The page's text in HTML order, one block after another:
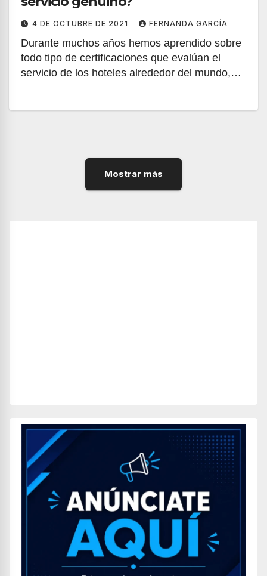
4 DE OCTUBRE DE 2021 FERNANDA GARCÍA
Durante muchos años hemos aprendido sobre
todo tipo de certificaciones que evalúan el
servicio de los hoteles alrededor del mundo,…
Mostrar más